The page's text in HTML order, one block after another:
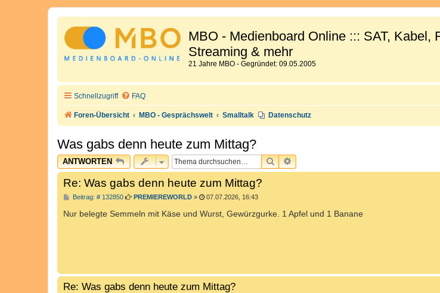
MBO - Medienboard Online ::: SAT, Kabel,
Streaming & mehr
21 Jahre MBO - Gegründet: 09.05.2005
Schnellzugriff FAQ
Foren-Übersicht MBO - Gesprächswelt Smalltalk Datenschutz
Was gabs denn heute zum Mittag?
ANTWORTEN SUCHEERWEITERTE SUCHE
Re: Was gabs denn heute zum Mittag?
Beitrag: # 132850B
i
PREMIEREWORLD» 07.07.2026, 16:43
Nur belegte Semmeln mit Käse und Wurst, Gewürzgurke. 1 Apfel und 1 Banane
Re: Was gabs denn heute zum Mittag?